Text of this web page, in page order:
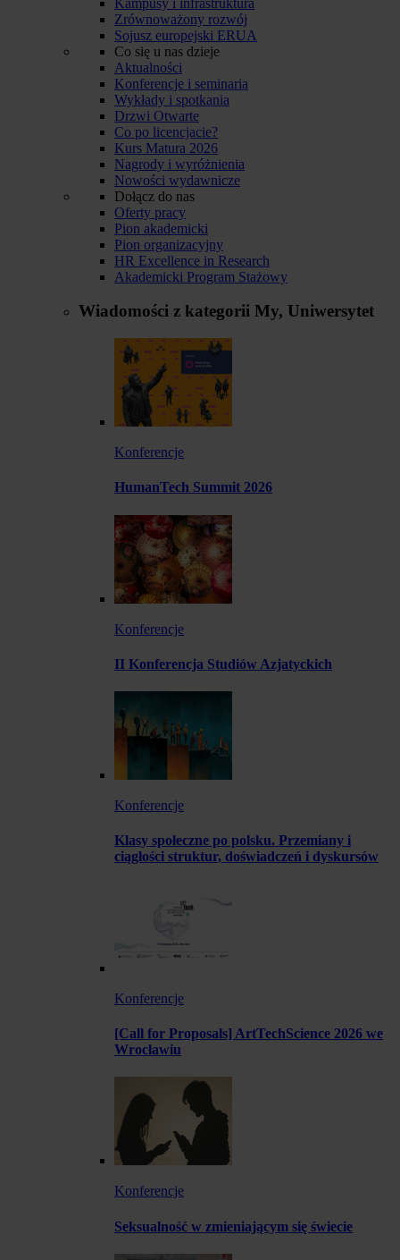
Zrównoważony rozwój
Sojusz europejski ERUA
Co się u nas dzieje
Aktualności
Konferencje i seminaria
Wykłady i spotkania
Drzwi Otwarte
Co po licencjacie?
Kurs Matura 2026
Nagrody i wyróżnienia
Nowości wydawnicze
Dołącz do nas
Oferty pracy
Pion akademicki
Pion organizacyjny
HR Excellence in Research
Akademicki Program Stażowy
Wiadomości z kategorii My, Uniwersytet
Konferencje
HumanTech Summit 2026
Konferencje
II Konferencja Studiów Azjatyckich
Konferencje
Klasy społeczne po polsku. Przemiany i
ciągłości struktur, doświadczeń i dyskursów
Konferencje
[Call for Proposals] ArtTechScience 2026 we
Wrocławiu
Konferencje
Seksualność w zmieniającym się świecie